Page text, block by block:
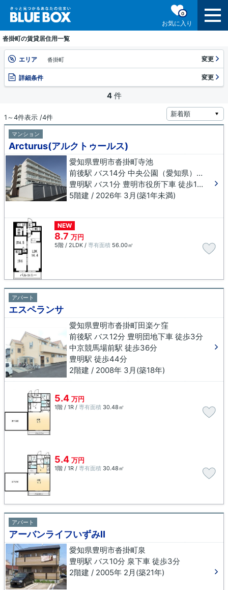
お気に入り
0
沓掛町の賃貸居住用一覧
エリア 沓掛町 変更
詳細条件 変更
4 件
1～4件表示 /4件
マンション
Arcturus(アルクトゥールス)
愛知県豊明市沓掛町寺池
前後駅 バス14分 中央公園（愛知県）下車 徒歩8分
豊明駅 バス1分 豊明市役所下車 徒歩13分
5階建 / 2026年 3月(築1年未満)
NEW
8.7 万円
5階 / 2LDK / 専有面積 56.00㎡
アパート
エスペランサ
愛知県豊明市沓掛町田楽ケ窪
前後駅 バス12分 豊明団地下車 徒歩3分
中京競馬場前駅 徒歩36分
豊明駅 徒歩44分
2階建 / 2008年 3月(築18年)
5.4 万円
1階 / 1R / 専有面積 30.48㎡
5.4 万円
1階 / 1R / 専有面積 30.48㎡
アパート
アーバンライフいずみⅡ
愛知県豊明市沓掛町泉
豊明駅 バス10分 泉下車 徒歩3分
2階建 / 2005年 2月(築21年)